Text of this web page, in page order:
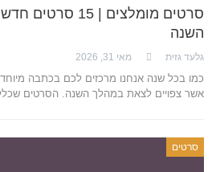
סרטים מומלצים |
השנה
גלעד גזית מאי 31, 2026
כמו בכל שנה אנחנו מרכזים לכם בכתבה
אשר צפויים לצאת במהלך השנה. הסרטים
סרטים